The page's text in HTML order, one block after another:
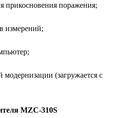
прикосновения поражения;
измерений;
(загружается с
MZC-310S